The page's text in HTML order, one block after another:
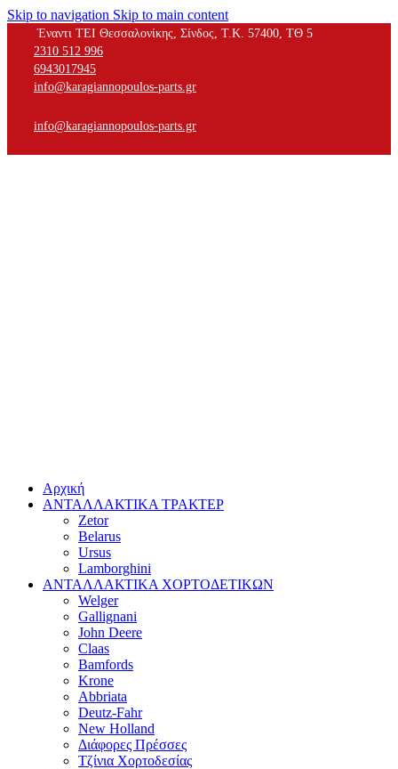
Skip to navigation Skip to main content
Έναντι ΤΕΙ Θεσσαλονίκης, Σίνδος, Τ.Κ. 57400, ΤΘ 5
2310 512 996
6943017945
info@karagiannopoulos-parts.gr
info@karagiannopoulos-parts.gr
Αρχική
ΑΝΤΑΛΛΑΚΤΙΚΑ ΤΡΑΚΤΕΡ
Zetor
Belarus
Ursus
Lamborghini
ΑΝΤΑΛΛΑΚΤΙΚΑ ΧΟΡΤΟΔΕΤΙΚΩΝ
Welger
Gallignani
John Deere
Claas
Bamfords
Krone
Abbriata
Deutz-Fahr
New Holland
Διάφορες Πρέσσες
Τζίνια Χορτοδεσίας